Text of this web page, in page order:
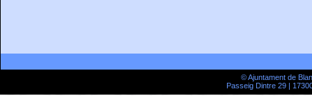
© Ajuntament de
Passeig Dintre 29 |